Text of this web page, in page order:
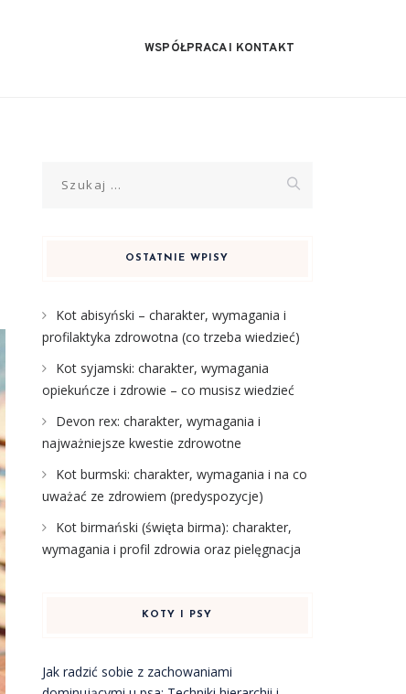
WSPÓŁPRACA I KONTAKT
OSTATNIE WPISY
Kot abisyński – charakter, wymagania i
profilaktyka zdrowotna (co trzeba wiedzieć)
Kot syjamski: charakter, wymagania
opiekuńcze i zdrowie – co musisz wiedzieć
Devon rex: charakter, wymagania i
najważniejsze kwestie zdrowotne
Kot burmski: charakter, wymagania i na co
uważać ze zdrowiem (predyspozycje)
Kot birmański (święta birma): charakter,
wymagania i profil zdrowia oraz pielęgnacja
KOTY I PSY
Jak radzić sobie z zachowaniami